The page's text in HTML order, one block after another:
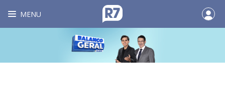
MENU